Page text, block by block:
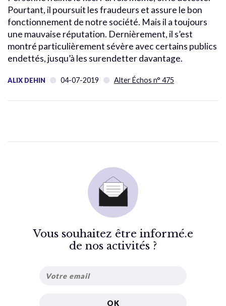
Pourtant, il poursuit les fraudeurs et assure le bon
fonctionnement de notre société. Mais il a toujours
une mauvaise réputation. Dernièrement, il s’est
montré particulièrement sévère avec certains publics
endettés, jusqu’à les surendetter davantage.
ALIX DEHIN 04-07-2019 Alter Échos n° 475
Vous souhaitez être informé.e
de nos activités ?